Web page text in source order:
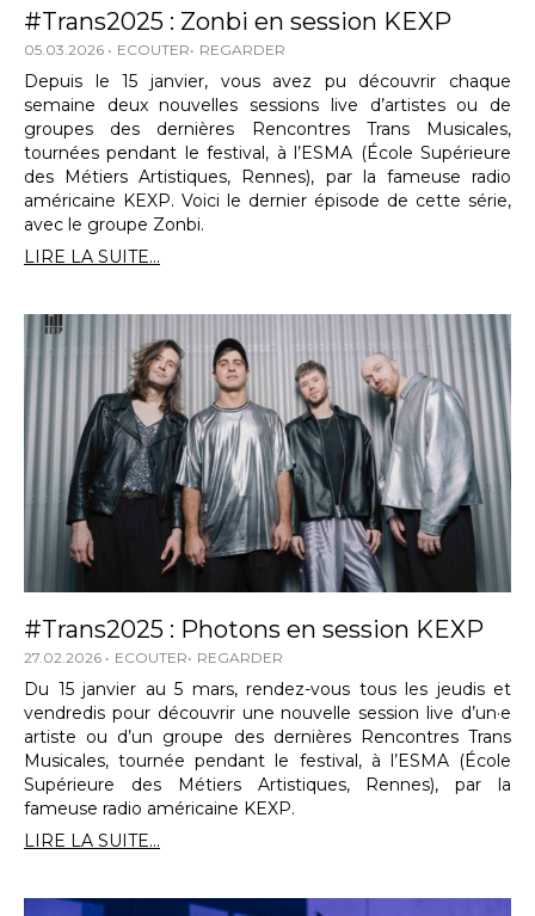
#Trans2025 : Zonbi en session KEXP
05.03.2026 ECOUTER REGARDER
Depuis le 15 janvier, vous avez pu découvrir chaque
semaine deux nouvelles sessions live d’artistes ou de
groupes des dernières Rencontres Trans Musicales,
tournées pendant le festival, à l’ESMA (École Supérieure
des Métiers Artistiques, Rennes), par la fameuse radio
américaine KEXP. Voici le dernier épisode de cette série,
avec le groupe Zonbi.
LIRE LA SUITE...
#Trans2025 : Photons en session KEXP
27.02.2026 ECOUTER REGARDER
Du 15 janvier au 5 mars, rendez-vous tous les jeudis et
vendredis pour découvrir une nouvelle session live d’un·e
artiste ou d’un groupe des dernières Rencontres Trans
Musicales, tournée pendant le festival, à l’ESMA (École
Supérieure des Métiers Artistiques, Rennes), par la
fameuse radio américaine KEXP.
LIRE LA SUITE...